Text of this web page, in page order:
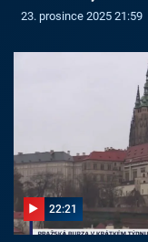
23. prosince 2025 21:59
22:21